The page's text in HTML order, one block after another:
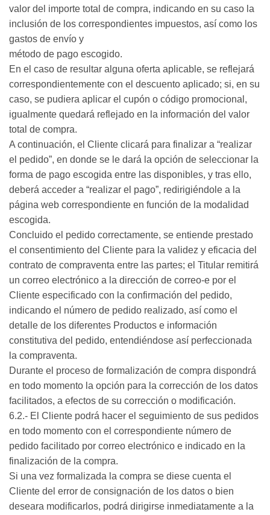
valor del importe total de compra, indicando en su caso la
inclusión de los correspondientes impuestos, así como los
gastos de envío y
método de pago escogido.
En el caso de resultar alguna oferta aplicable, se reflejará
correspondientemente con el descuento aplicado; si, en su
caso, se pudiera aplicar el cupón o código promocional,
igualmente quedará reflejado en la información del valor
total de compra.
A continuación, el Cliente clicará para finalizar a “realizar
el pedido”, en donde se le dará la opción de seleccionar la
forma de pago escogida entre las disponibles, y tras ello,
deberá acceder a “realizar el pago”, redirigiéndole a la
página web correspondiente en función de la modalidad
escogida.
Concluido el pedido correctamente, se entiende prestado
el consentimiento del Cliente para la validez y eficacia del
contrato de compraventa entre las partes; el Titular remitirá
un correo electrónico a la dirección de correo-e por el
Cliente especificado con la confirmación del pedido,
indicando el número de pedido realizado, así como el
detalle de los diferentes Productos e información
constitutiva del pedido, entendiéndose así perfeccionada
la compraventa.
Durante el proceso de formalización de compra dispondrá
en todo momento la opción para la corrección de los datos
facilitados, a efectos de su corrección o modificación.
6.2.- El Cliente podrá hacer el seguimiento de sus pedidos
en todo momento con el correspondiente número de
pedido facilitado por correo electrónico e indicado en la
finalización de la compra.
Si una vez formalizada la compra se diese cuenta el
Cliente del error de consignación de los datos o bien
deseara modificarlos, podrá dirigirse inmediatamente a la